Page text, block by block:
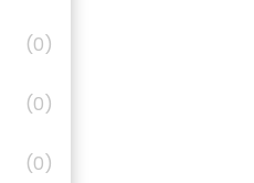
(0)
(0)
(0)